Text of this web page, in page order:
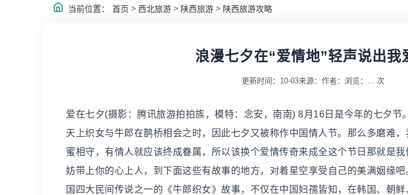
当前位置： 首页 > 西北旅游 > 陕西旅游 > 陕西旅游攻略
浪漫七夕在“爱情地”轻声说出我
更新时间：10-03来源： 作者： 浏览： ... 次
爱在七夕(摄影：腾讯旅游拍拍族，模特：念安，南南) 8月16日是今年的七夕节
天上织女与牛郎在鹊桥相会之时，因此七夕又被称作中国情人节。那么多磨难
蜜相守，有情人就应该终成眷属，所以该换个爱情传奇来成全这个节日那就是
妨带上你的心上人，到下面这些有故事的地方，对着星空享受自己的美满姻缘
国四大民间传说之一的《牛郎织女》故事，不仅在中国妇孺皆知，在韩国、朝